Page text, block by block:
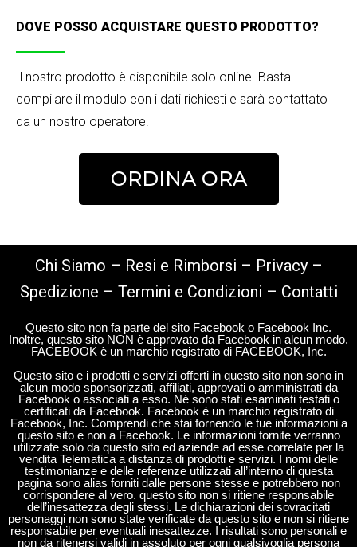
DOVE POSSO ACQUISTARE QUESTO PRODOTTO?
Il nostro prodotto è disponibile solo online. Basta
compilare il modulo con i dati richiesti e sarà contattato
da un nostro operatore.
ORDINA ORA
Chi Siamo – Resi e Rimborsi – Privacy–
Spedizione – Termini e Condizioni – Contatti
Questo sito non fa parte del sito Facebook o Facebook Inc.
Inoltre, questo sito NON è approvato da Facebook in alcun modo.
FACEBOOK è un marchio registrato di FACEBOOK, Inc.
Questo sito e i prodotti e servizi offerti in questo sito non sono in
alcun modo sponsorizzati, affiliati, approvati o amministrati da
Facebook o associati a esso. Né sono stati esaminati testati o
certificati da Facebook. Facebook è un marchio registrato di
Facebook, Inc. Comprendi che stai fornendo le tue informazioni a
questo sito e non a Facebook. Le informazioni fornite verranno
utilizzate solo da questo sito ed aziende ad esse correlate per la
vendita Telematica a distanza di prodotti e servizi. I nomi delle
testimonianze e delle referenze utilizzati all’interno di questa
pagina sono alias forniti dalle persone stesse e potrebbero non
corrispondere al vero. questo sito non si ritiene responsabile
dell’inesattezza degli stessi. Le dichiarazioni dei sovracitati
personaggi non sono state verificate da questo sito e non si ritiene
responsabile per eventuali inesattezze. I risultati sono personali e
non da ritenersi validi in assoluto per ogni qualsivoglia persona